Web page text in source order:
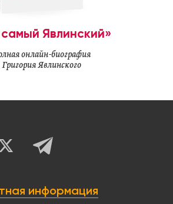
самый Явлинский»
онлайн-биография
Григория Явлинского
информация